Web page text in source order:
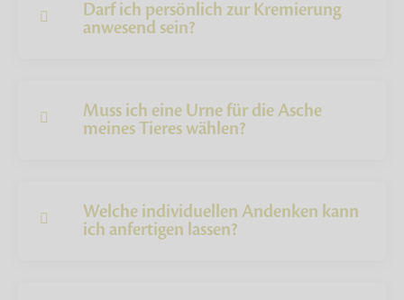
Darf ich persönlich zur Kremierung
anwesend sein?
Muss ich eine Urne für die Asche
meines Tieres wählen?
Welche individuellen Andenken kann
ich anfertigen lassen?